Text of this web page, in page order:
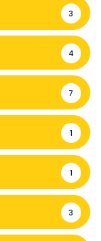
3
4
7
1
1
3